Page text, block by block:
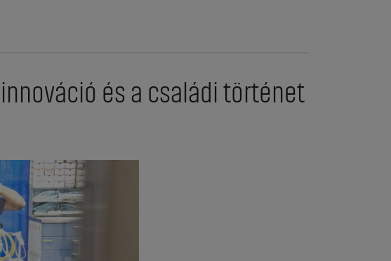
innováció és a családi történet